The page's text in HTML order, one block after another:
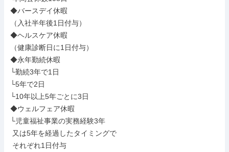
◆バースデイ休暇
（入社半年後1日付与）
◆ヘルスケア休暇
（健康診断日に1日付与）
◆永年勤続休暇
└勤続3年で1日
└5年で2日
└10年以上5年ごとに3日
◆ウェルフェア休暇
└児童福祉事業の実務経験3年